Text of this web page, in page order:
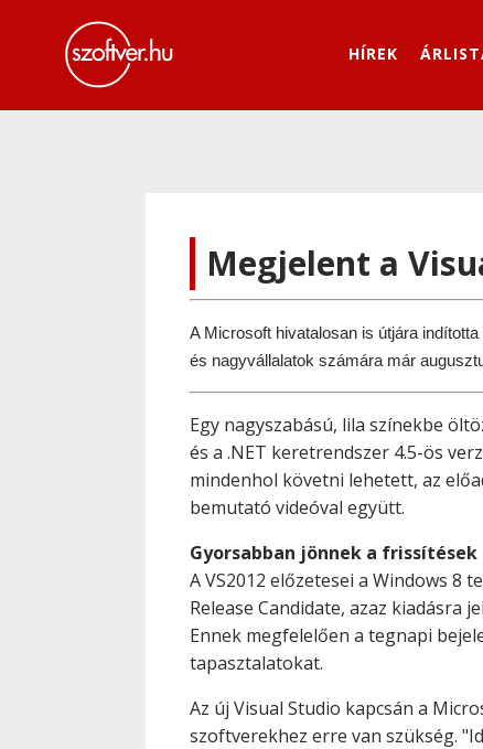
HÍREK
Megjelent a
A Microsoft hivatalosan is útjára
és nagyvállalatok számára már
Egy nagyszabású, lila színekbe
és a .NET keretrendszer 4.5-ös
mindenhol követni lehetett, az
bemutató videóval együtt.
Gyorsabban jönnek a frissítések
A VS2012 előzetesei a Windows
Release Candidate, azaz
Ennek megfelelően a tegnapi
tapasztalatokat.
Az új Visual Studio kapcsán a
szoftverekhez erre van szükség.